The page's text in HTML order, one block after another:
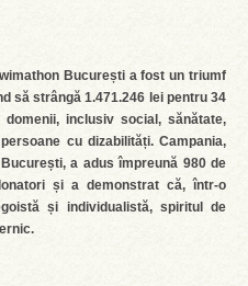
București a fost un triumf
să strângă 1.471.246 lei pentru 34
inclusiv social, sănătate,
cu dizabilități. Campania,
a adus împreună 980 de
și a demonstrat că, într-o
și individualistă, spiritul de